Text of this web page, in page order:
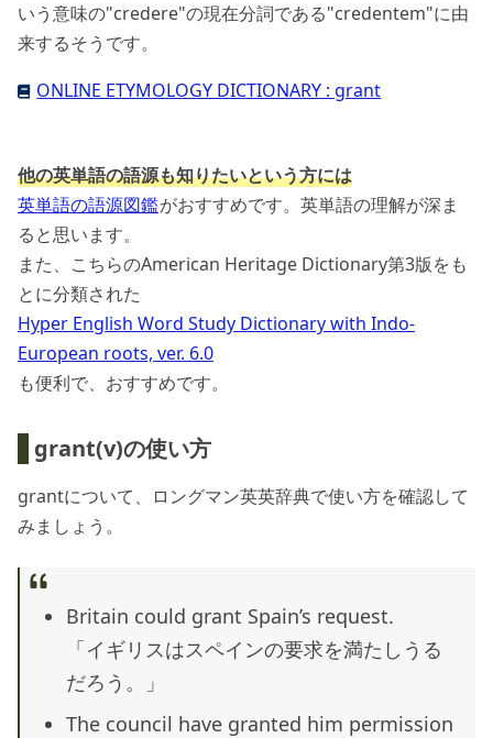
いう意味の"credere"の現在分詞である"credentem"に由
来するそうです。
ONLINE ETYMOLOGY DICTIONARY : grant
他の英単語の語源も知りたいという方には
英単語の語源図鑑がおすすめです。英単語の理解が深ま
ると思います。
また、こちらのAmerican Heritage Dictionary第3版をも
とに分類された
Hyper English Word Study Dictionary with Indo-
European roots, ver. 6.0
も便利で、おすすめです。
grant(v)の使い方
grantについて、ロングマン英英辞典で使い方を確認して
みましょう。
Britain could grant Spain’s request.
「イギリスはスペインの要求を満たしうる
だろう。」
The council have granted him permission